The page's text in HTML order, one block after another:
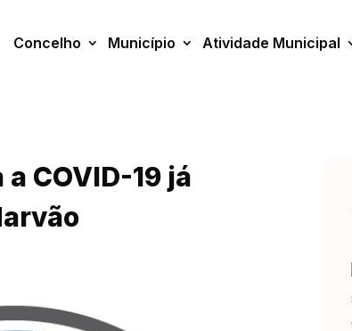
Concelho Município Atividade Municipal
COVID-19 já